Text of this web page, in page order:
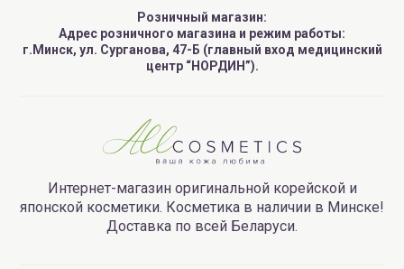
Розничный магазин:
Адрес розничного магазина и режим работы:
г.Минск, ул. Сурганова, 47-Б (главный вход медицинский
центр “НОРДИН”).
Интернет-магазин оригинальной корейской и
японской косметики. Косметика в наличии в Минске!
Доставка по всей Беларуси.